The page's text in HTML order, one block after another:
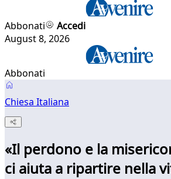
Abbonati
Accedi
August 8, 2026
Abbonati
Chiesa Italiana
«Il perdono e la
ci aiuta a ripartire nella